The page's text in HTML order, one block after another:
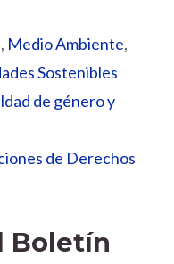
, Medio Ambiente,
Sostenibles
de género y
de Derechos
Boletín